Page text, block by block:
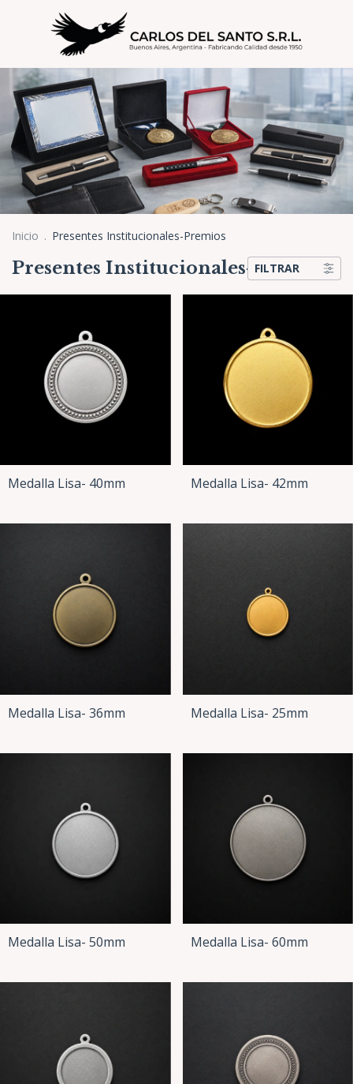
Inicio . Presentes Institucionales-Premios
Presentes Institucionales-Premios
FILTRAR
Medalla Lisa- 40mm Medalla Lisa- 42mm
Medalla Lisa- 36mm Medalla Lisa- 25mm
Medalla Lisa- 50mm Medalla Lisa- 60mm